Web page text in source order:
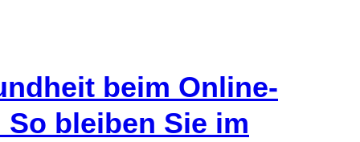
beim Online-
So bleiben Sie im